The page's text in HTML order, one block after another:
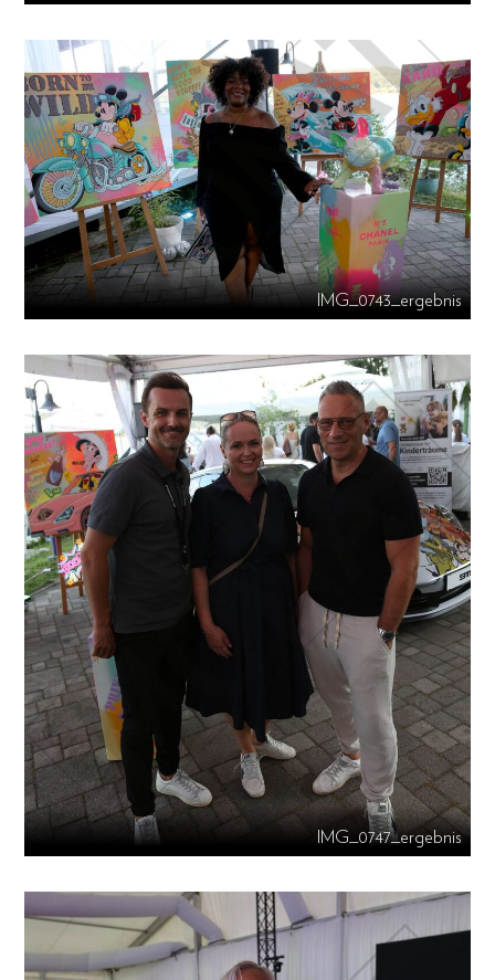
IMG_0743_ergebnis
IMG_0747_ergebnis